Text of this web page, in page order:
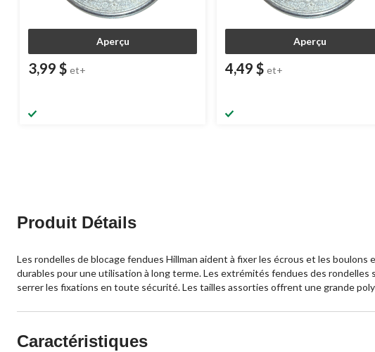
Aperçu
3,99 $ et+
Aperçu
4,49 $ et+
Produit Détails
Les rondelles de blocage fendues Hillman aident à fixer les écrous et les
durables pour une utilisation à long terme. Les extrémités fendues des
serrer les fixations en toute sécurité. Les tailles assorties offrent une grande
Caractéristiques